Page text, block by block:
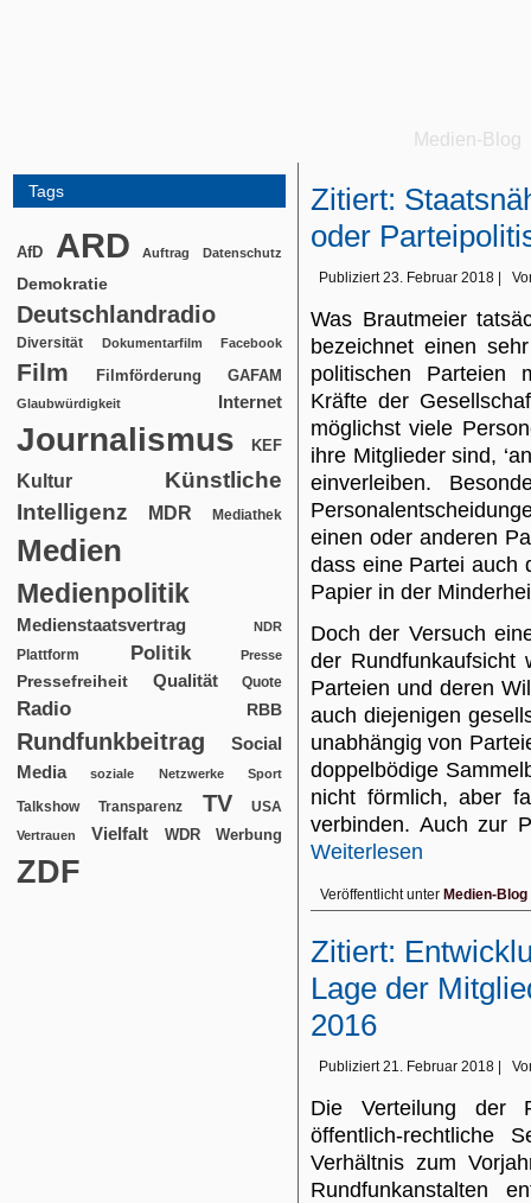
Medien-Blog
Tags
AfD ARD Auftrag Datenschutz
Demokratie
Deutschlandradio
Diversität Dokumentarfilm Facebook
Film Filmförderung GAFAM
Glaubwürdigkeit Internet
Journalismus KEF
Kultur
Künstliche
Intelligenz
MDR Mediathek
Medien
Medienpolitik
Medienstaatsvertrag NDR
Plattform Politik Presse
Pressefreiheit Qualität Quote
Radio RBB
Rundfunkbeitrag
Social
Media
soziale Netzwerke Sport
Talkshow Transparenz TV USA
Vertrauen Vielfalt WDR Werbung
ZDF
Zitiert:
oder
Publiziert 23. Februar 2018
Was Brautmeier
bezeichnet einen
politischen Parteien
Kräfte der
möglichst viele
ihre Mitglieder sind,
einverleiben.
einen oder anderen
dass eine Partei auch
Papier in der
Doch der Versuch
der Rundfunkaufsicht
Parteien und deren
auch diejenigen
unabhängig von
doppelbödige
nicht förmlich, aber
verbinden. Auch zur
Weiterlesen
Veröffentlicht unter Medien-Blog
Zitiert:
Lage der
2016
Publiziert 21. Februar 2018
Die Verteilung der
öffentlich-rechtliche
Verhältnis zum
Rundfunkanstalten